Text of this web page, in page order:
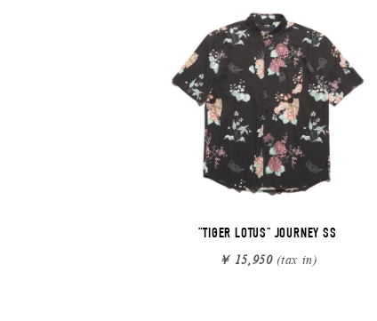
"TIGER LOTUS" JOURNEY SS
￥ 15,950(tax in)